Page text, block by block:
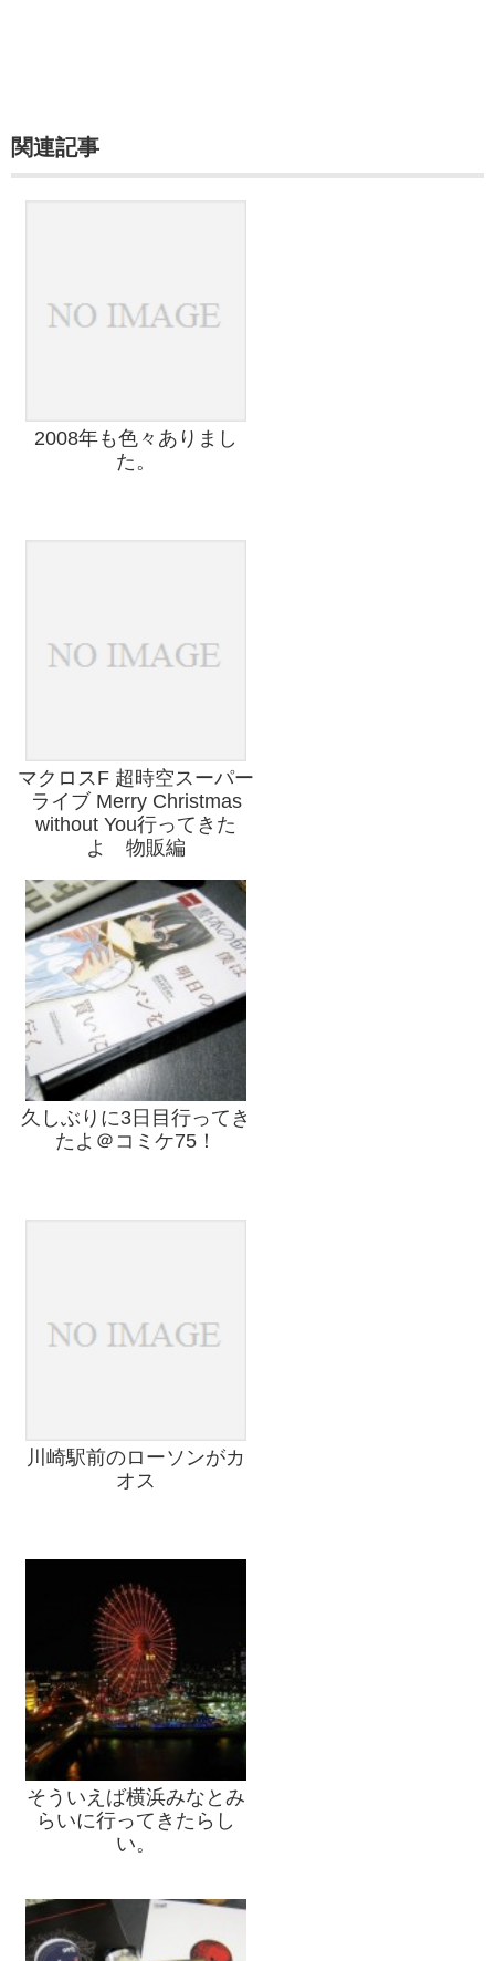
関連記事
2008年も色々ありまし
た。
マクロスF 超時空スーパー
ライブ Merry Christmas
without You行ってきた
よ 物販編
久しぶりに3日目行ってき
たよ＠コミケ75！
川崎駅前のローソンがカ
オス
そういえば横浜みなとみ
らいに行ってきたらし
い。